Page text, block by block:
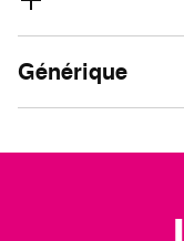
Générique